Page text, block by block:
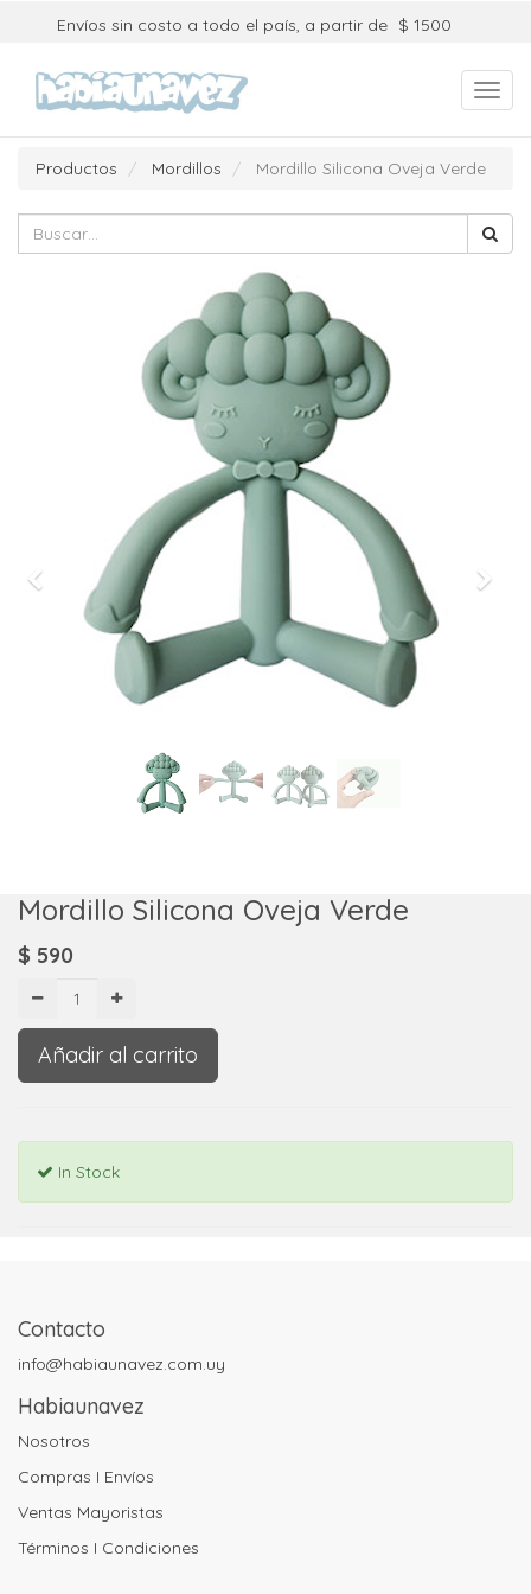
Envíos sin costo a todo el país, a partir de $ 1500
Productos Mordillos Mordillo Silicona Oveja Verde
Previous Next
Mordillo Silicona Oveja Verde
$ 590
Añadir al carrito
In Stock
Contacto
info@habiaunavez.com.uy
Habiaunavez
Nosotros
Compras I Envíos
Ventas Mayoristas
Términos I Condiciones